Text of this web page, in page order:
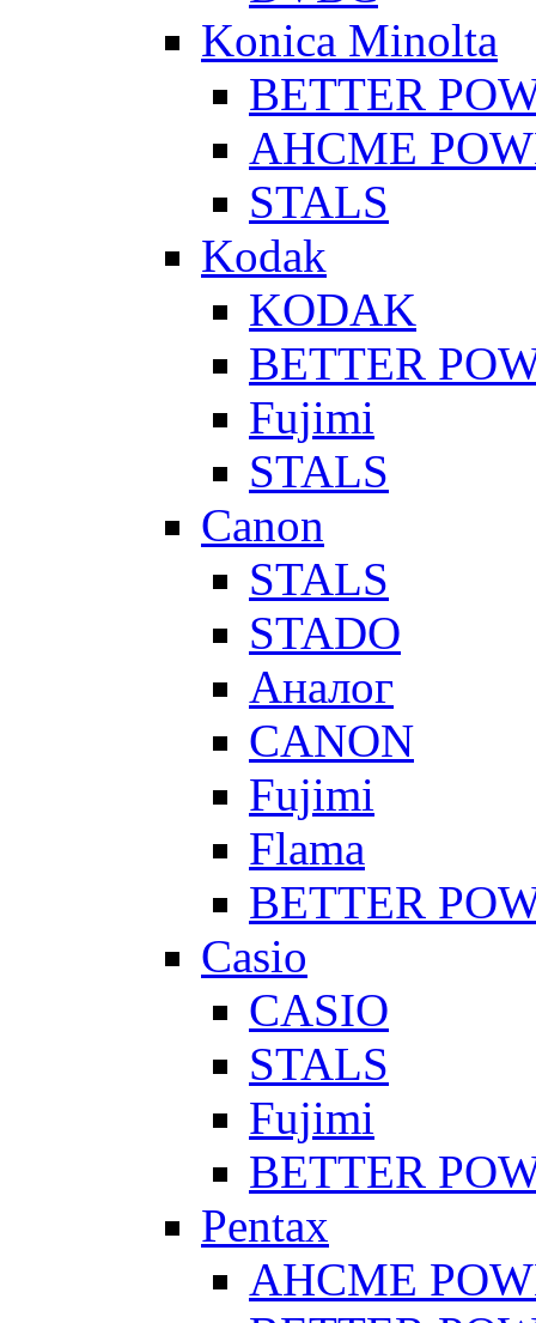
Konica Minolta
BETTER
AHCME
STALS
Kodak
KODAK
BETTER
Fujimi
STALS
Canon
STALS
STADO
Аналог
CANON
Fujimi
Flama
BETTER
Casio
CASIO
STALS
Fujimi
BETTER
Pentax
AHCME